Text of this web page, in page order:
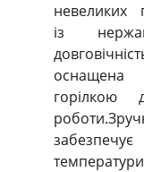
невеликих
із
оснащена
горілкою